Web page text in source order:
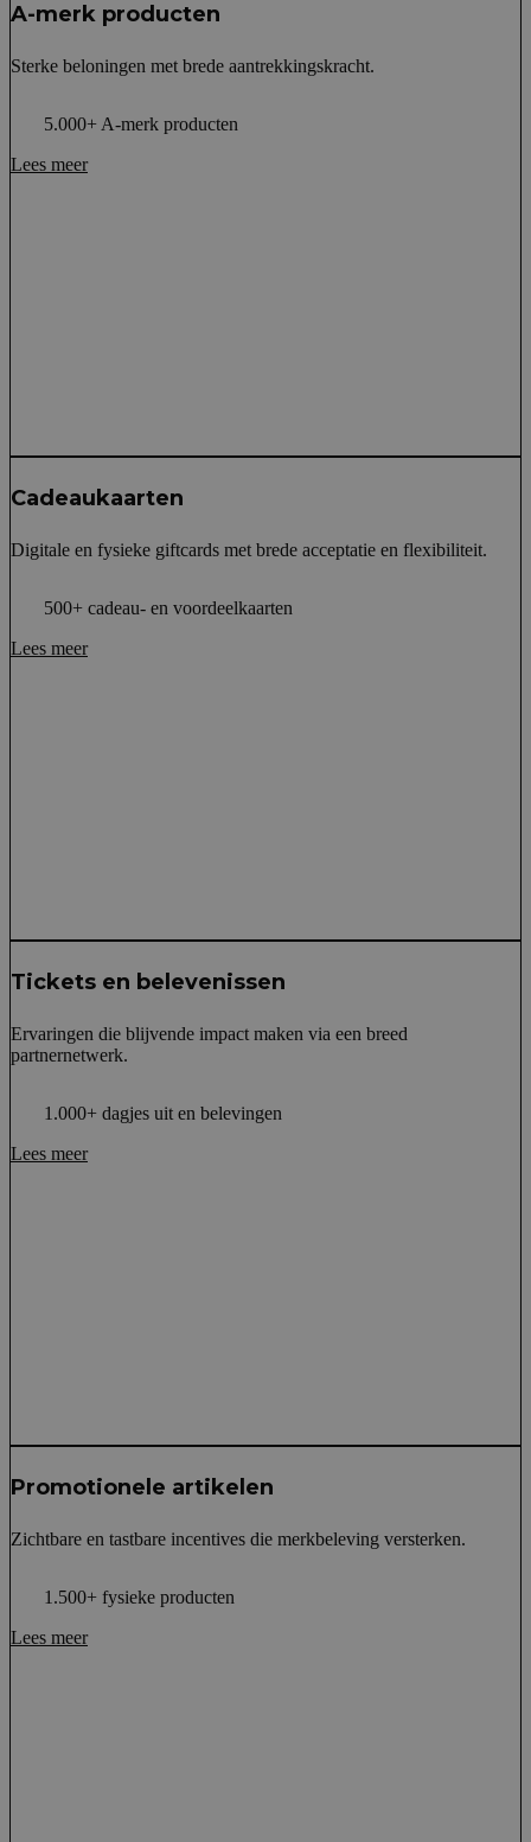
A-merk producten
Sterke beloningen met brede aantrekkingskracht.
5.000+ A-merk producten
Lees meer
Cadeaukaarten
Digitale en fysieke giftcards met brede acceptatie en flexibiliteit.
500+ cadeau- en voordeelkaarten
Lees meer
Tickets en belevenissen
Ervaringen die blijvende impact maken via een breed
partnernetwerk.
1.000+ dagjes uit en belevingen
Lees meer
Promotionele artikelen
Zichtbare en tastbare incentives die merkbeleving versterken.
1.500+ fysieke producten
Lees meer